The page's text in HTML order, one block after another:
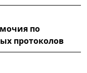
по
протоколов